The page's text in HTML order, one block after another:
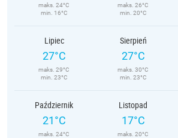
maks. 24°C
min. 16°C
maks. 26°C
min. 20°C
Lipiec
27°C
maks. 29°C
min. 23°C
Sierpień
27°C
maks. 30°C
min. 23°C
Październik
21°C
maks. 24°C
Listopad
17°C
maks. 20°C